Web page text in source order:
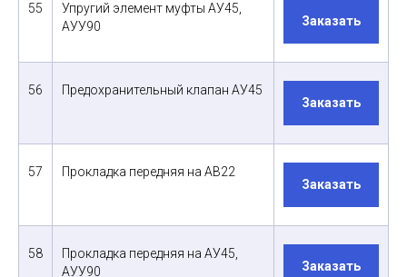
55
Упругий элемент муфты АУ45,
АУУ90
Заказать
56
Предохранительный клапан АУ45
Заказать
57
Прокладка передняя на АВ22
Заказать
58
Прокладка передняя на АУ45,
АУУ90
Заказать